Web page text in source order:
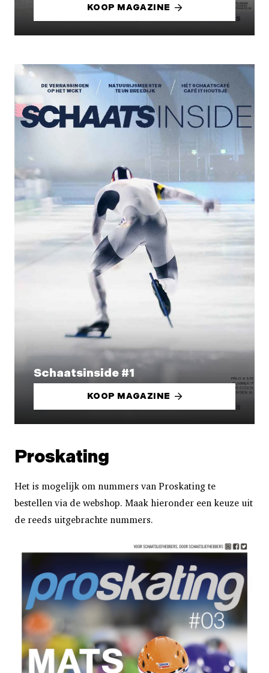
KOOP MAGAZINE
Schaatsinside #1
KOOP MAGAZINE
Proskating
Het is mogelijk om nummers van Proskating te
bestellen via de webshop. Maak hieronder een keuze uit
de reeds uitgebrachte nummers.